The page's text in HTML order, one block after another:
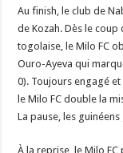
Au finish, le club de
de Kozah. Dès le coup
togolaise, le Milo FC
Ouro-Ayeva qui
0). Toujours engagé
le Milo FC double la
La pause, les
À la reprise, le Milo